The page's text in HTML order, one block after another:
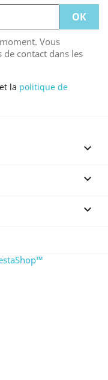
Vous
contact dans les
la politique de


